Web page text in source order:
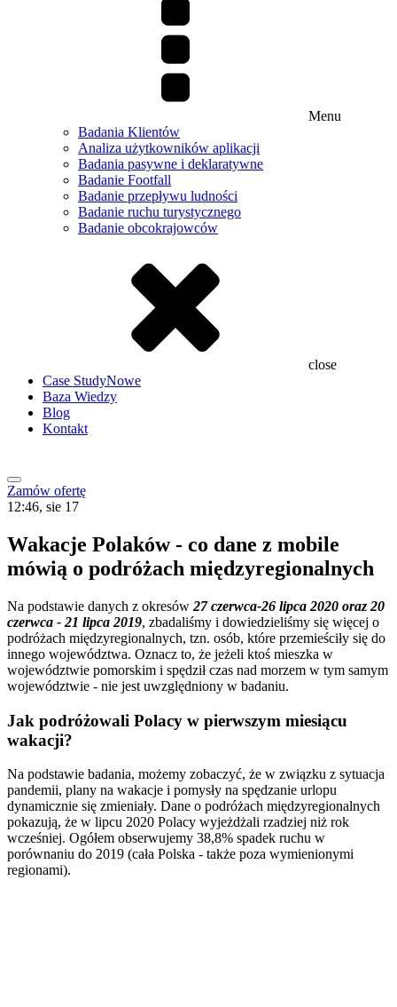
Menu
Badania Klientów
Analiza użytkowników aplikacji
Badania pasywne i deklaratywne
Badanie Footfall
Badanie przepływu ludności
Badanie ruchu turystycznego
Badanie obcokrajowców
close
Case StudyNowe
Baza Wiedzy
Blog
Kontakt
Zamów ofertę
12:46, sie 17
Wakacje Polaków - co dane z mobile
mówią o podróżach międzyregionalnych
Na podstawie danych z okresów 27 czerwca-26 lipca 2020 oraz 20
czerwca - 21 lipca 2019, zbadaliśmy i dowiedzieliśmy się więcej o
podróżach międzyregionalnych, tzn. osób, które przemieściły się do
innego województwa. Oznacz to, że jeżeli ktoś mieszka w
województwie pomorskim i spędził czas nad morzem w tym samym
województwie - nie jest uwzględniony w badaniu.
Jak podróżowali Polacy w pierwszym miesiącu
wakacji?
Na podstawie badania, możemy zobaczyć, że w związku z sytuacja
pandemii, plany na wakacje i pomysły na spędzanie urlopu
dynamicznie się zmieniały. Dane o podróżach międzyregionalnych
pokazują, że w lipcu 2020 Polacy wyjeżdżali rzadziej niż rok
wcześniej. Ogółem obserwujemy 38,8% spadek ruchu w
porównaniu do 2019 (cała Polska - także poza wymienionymi
regionami).